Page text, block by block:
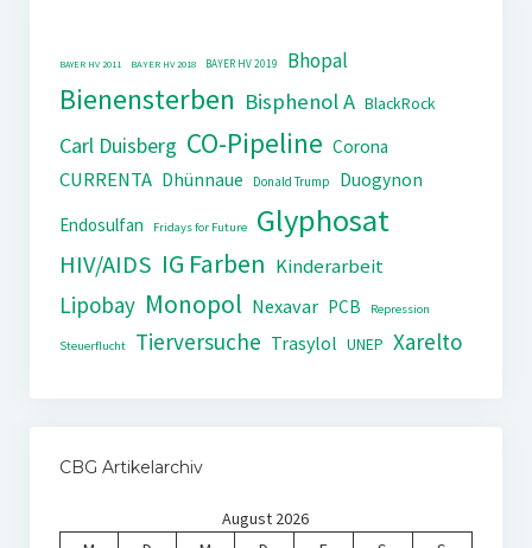
BAYER HV 2011 BAYER HV 2018 BAYER HV 2019 Bhopal
Bienensterben Bisphenol A BlackRock
Carl Duisberg CO-Pipeline Corona
CURRENTA Dhünnaue Donald Trump
Duogynon
Endosulfan
Fridays for Future Glyphosat
HIV/AIDS IG Farben Kinderarbeit
Lipobay Monopol Nexavar PCB Repression
Steuerflucht Tierversuche Trasylol UNEP Xarelto
CBG Artikelarchiv
August 2026